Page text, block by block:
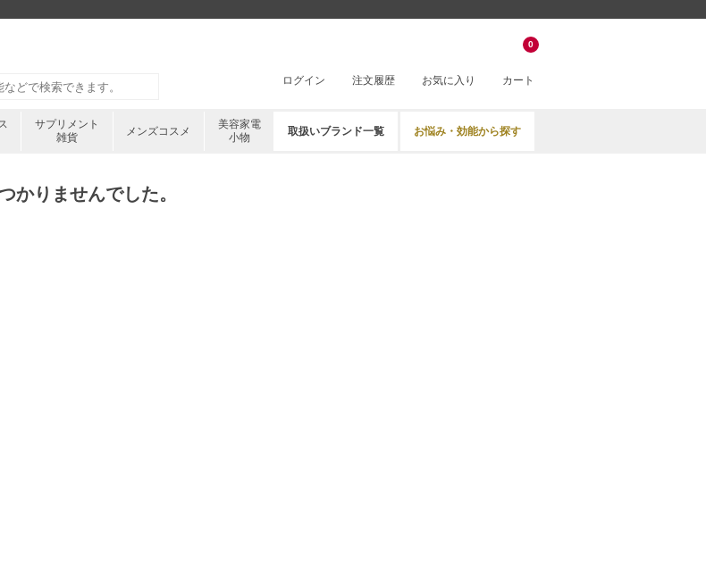
ログイン 注文履歴 お気に入り カート
0
サプリメント
雑貨
メンズコスメ
美容家電
小物
取扱いブランド一覧 お悩み・効能から探す
かりませんでした。